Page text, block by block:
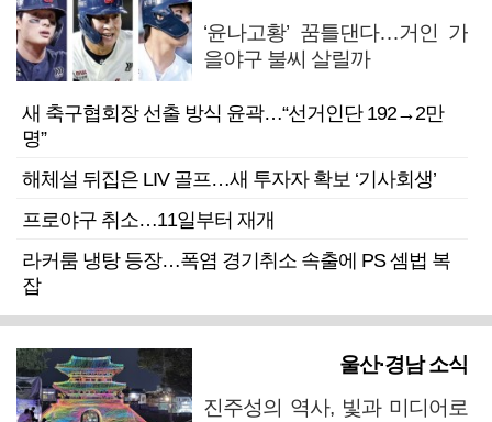
‘윤나고황’ 꿈틀댄다…거인 가
을야구 불씨 살릴까
새 축구협회장 선출 방식 윤곽…“선거인단 192→2만
명”
해체설 뒤집은 LIV 골프…새 투자자 확보 ‘기사회생’
프로야구 취소…11일부터 재개
라커룸 냉탕 등장…폭염 경기취소 속출에 PS 셈법 복
잡
울산·경남 소식
진주성의 역사, 빛과 미디어로